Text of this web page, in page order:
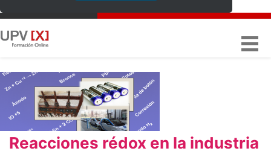
Reacciones rédox en la industria